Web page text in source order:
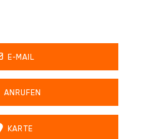
E-MAIL
ANRUFEN
KARTE